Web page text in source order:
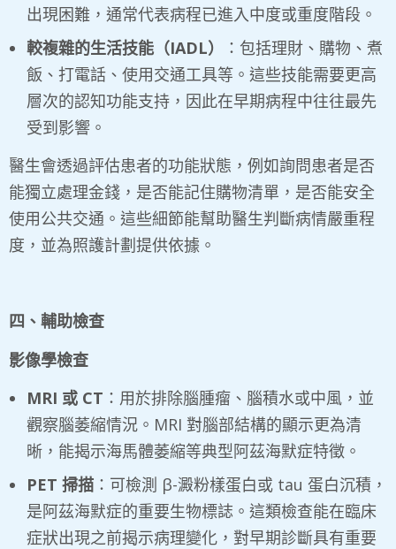
出現困難，通常代表病程已進入中度或重度階段。
較複雜的生活技能（IADL）
：包括理財、購物、煮
飯、打電話、使用交通工具等。這些技能需要更高
層次的認知功能支持，因此在早期病程中往往最先
受到影響。
醫生會透過評估患者的功能狀態，例如詢問患者是否
能獨立處理金錢，是否能記住購物清單，是否能安全
使用公共交通。這些細節能幫助醫生判斷病情嚴重程
度，並為照護計劃提供依據。
四、輔助檢查
影像學檢查
MRI 或 CT ：用於排除腦腫瘤、腦積水或中風，並
觀察腦萎縮情況。MRI 對腦部結構的顯示更為清
晰，能揭示海馬體萎縮等典型阿茲海默症特徵。
PET 掃描 ：可檢測 β-澱粉樣蛋白或 tau 蛋白沉積，
是阿茲海默症的重要生物標誌。這類檢查能在臨床
症狀出現之前揭示病理變化，對早期診斷具有重要